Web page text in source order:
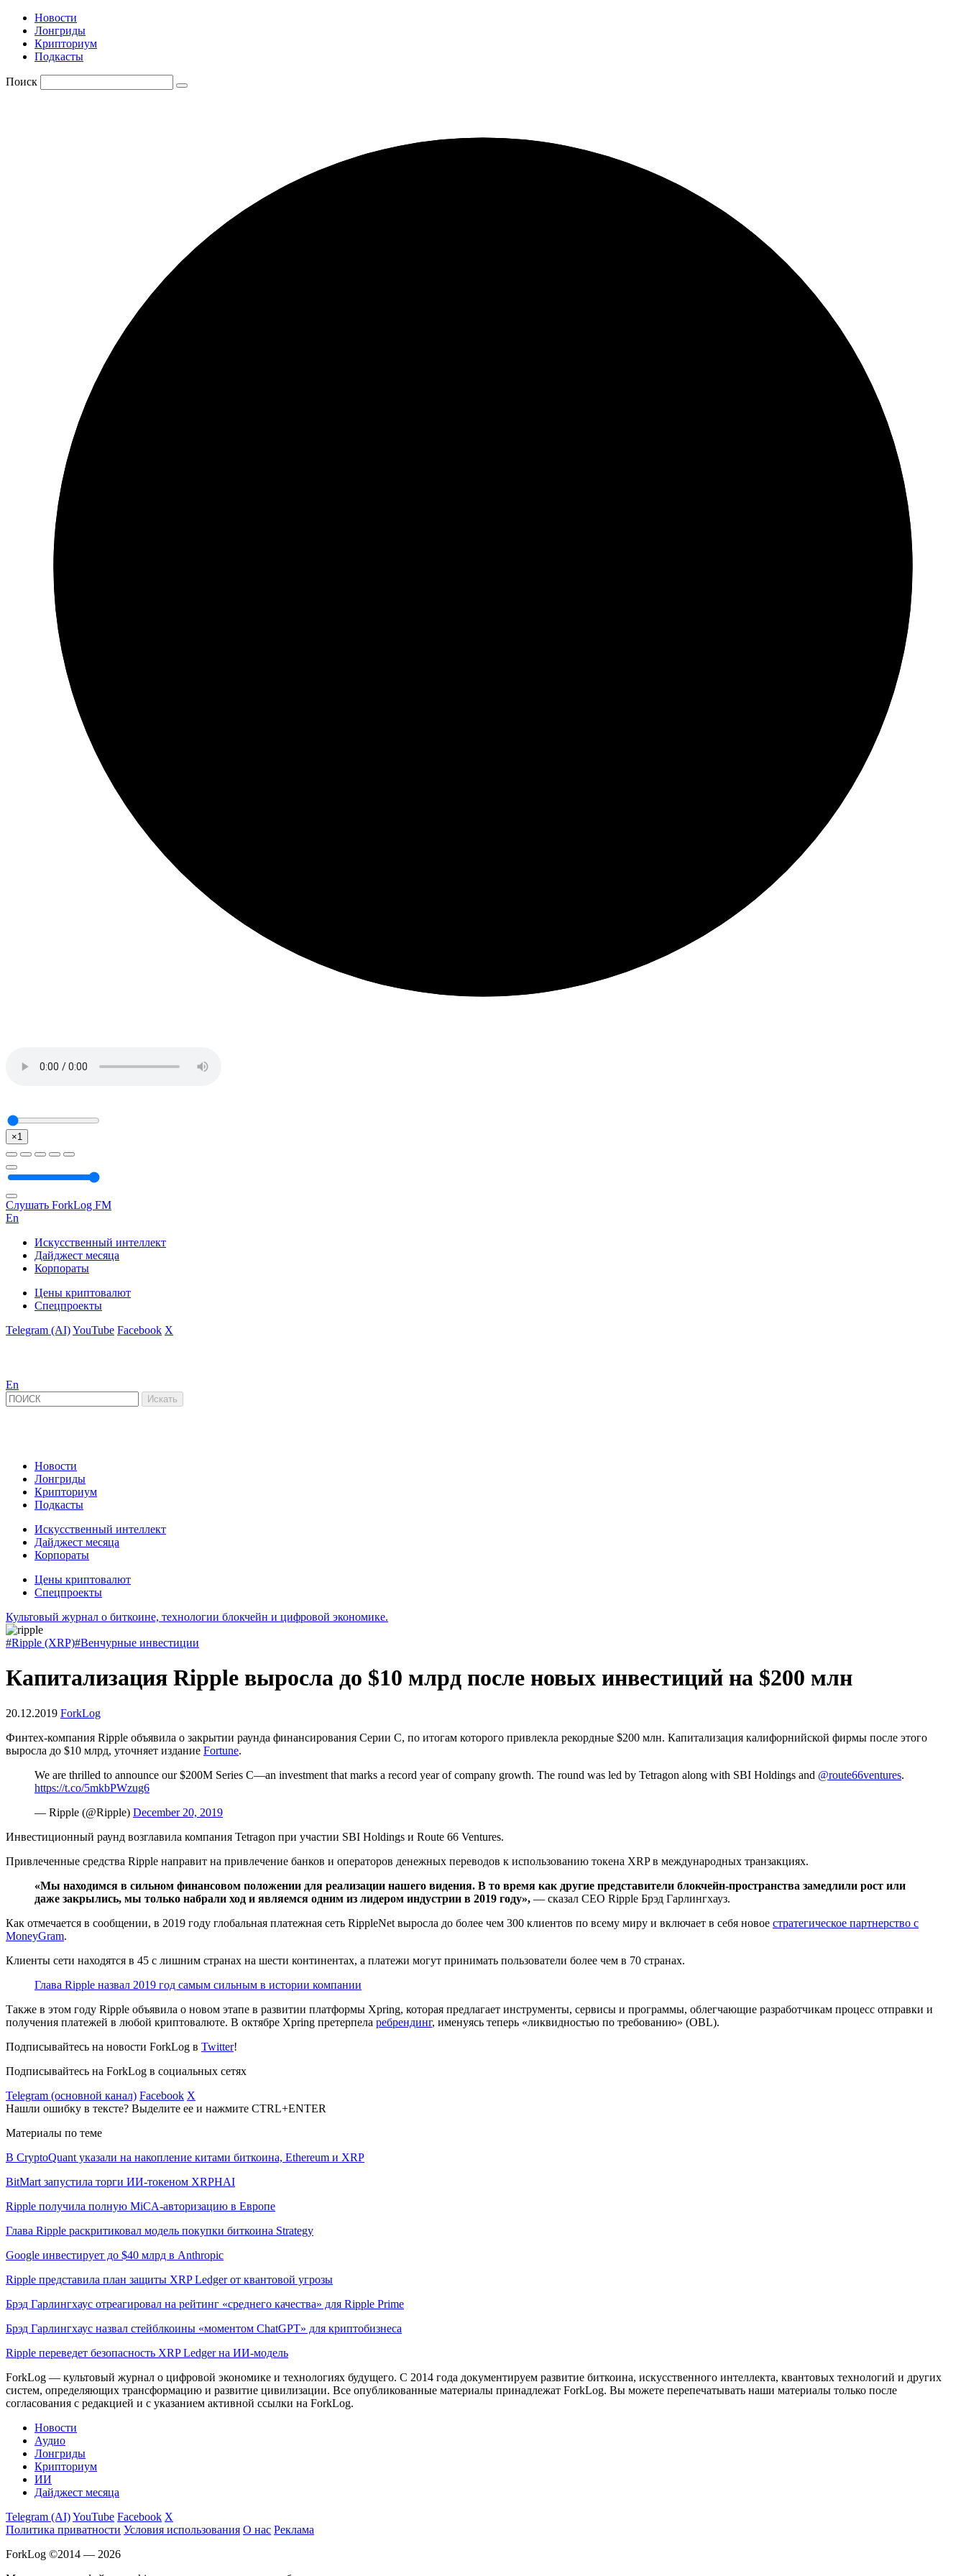
Новости
Лонгриды
Крипториум
Подкасты
Поиск
×1
Слушать ForkLog FM
En
Искусственный интеллект
Дайджест месяца
Корпораты
Цены криптовалют
Спецпроекты
Telegram (AI)YouTube Facebook X
En
Новости
Лонгриды
Крипториум
Подкасты
Искусственный интеллект
Дайджест месяца
Корпораты
Цены криптовалют
Спецпроекты
Культовый журнал о биткоине, технологии блокчейн и цифровой экономике.
#Ripple (XRP)#Венчурные инвестиции
Капитализация Ripple выросла до $10 млрд после новых инвестиций на $200 млн
20.12.2019 ForkLog
Финтех-компания Ripple объявила о закрытии раунда финансирования Серии C, по итогам которого привлекла рекордные $200 млн. Капитализация калифорнийской фирмы после этого
выросла до $10 млрд, уточняет издание Fortune.
We are thrilled to announce our $200M Series C—an investment that marks a record year of company growth. The round was led by Tetragon along with SBI Holdings and @route66ventures.
https://t.co/5mkbPWzug6
— Ripple (@Ripple) December 20, 2019
Инвестиционный раунд возглавила компания Tetragon при участии SBI Holdings и Route 66 Ventures.
Привлеченные средства Ripple направит на привлечение банков и операторов денежных переводов к использованию токена XRP в международных транзакциях.
«Мы находимся в сильном финансовом положении для реализации нашего видения. В то время как другие представители блокчейн-пространства замедлили рост или
даже закрылись, мы только набрали ход и являемся одним из лидером индустрии в 2019 году», — сказал CEO Ripple Брэд Гарлингхауз.
Как отмечается в сообщении, в 2019 году глобальная платежная сеть RippleNet выросла до более чем 300 клиентов по всему миру и включает в себя новое стратегическое партнерство с
MoneyGram.
Клиенты сети находятся в 45 с лишним странах на шести континентах, а платежи могут принимать пользователи более чем в 70 странах.
Глава Ripple назвал 2019 год самым сильным в истории компании
Также в этом году Ripple объявила о новом этапе в развитии платформы Xpring, которая предлагает инструменты, сервисы и программы, облегчающие разработчикам процесс отправки и
получения платежей в любой криптовалюте. В октябре Xpring претерпела ребрендинг, именуясь теперь «ликвидностью по требованию» (OBL).
Подписывайтесь на новости ForkLog в Twitter!
Подписывайтесь на ForkLog в социальных сетях
Telegram (основной канал) Facebook X
Нашли ошибку в тексте? Выделите ее и нажмите CTRL+ENTER
Материалы по теме
В CryptoQuant указали на накопление китами биткоина, Ethereum и XRP
BitMart запустила торги ИИ-токеном XRPHAI
Ripple получила полную MiCA-авторизацию в Европе
Глава Ripple раскритиковал модель покупки биткоина Strategy
Google инвестирует до $40 млрд в Anthropic
Ripple представила план защиты XRP Ledger от квантовой угрозы
Брэд Гарлингхаус отреагировал на рейтинг «среднего качества» для Ripple Prime
Брэд Гарлингхаус назвал стейблкоины «моментом ChatGPT» для криптобизнеса
Ripple переведет безопасность XRP Ledger на ИИ-модель
ForkLog — культовый журнал о цифровой экономике и технологиях будущего. С 2014 года документируем развитие биткоина, искусственного интеллекта, квантовых технологий и других
систем, определяющих трансформацию и развитие цивилизации. Все опубликованные материалы принадлежат ForkLog. Вы можете перепечатывать наши материалы только после
согласования с редакцией и с указанием активной ссылки на ForkLog.
Новости
Аудио
Лонгриды
Крипториум
ИИ
Дайджест месяца
Telegram (AI)YouTube Facebook X
Политика приватности Условия использования О нас Реклама
ForkLog ©2014 — 2026